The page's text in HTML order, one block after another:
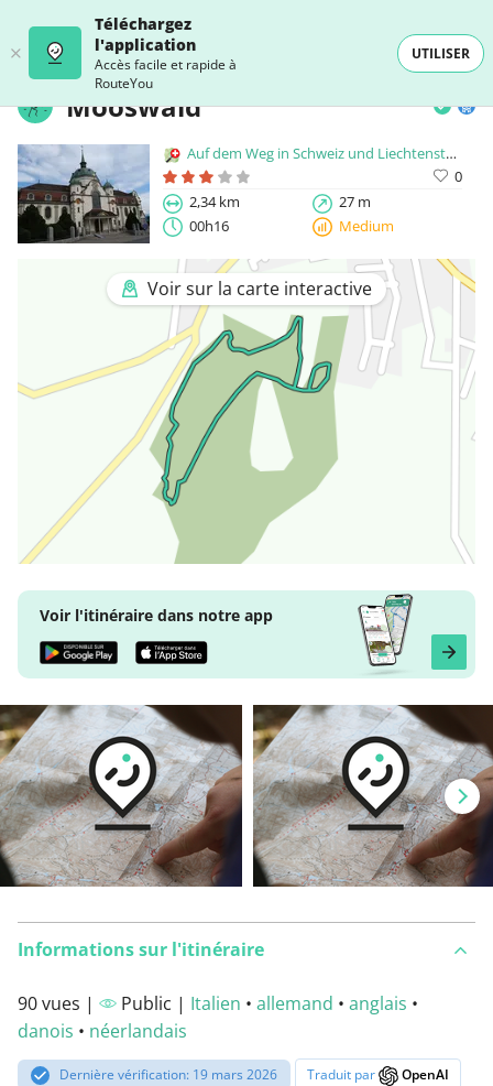
Téléchargez
l'application
Accès facile et rapide à
RouteYou
UTILISER
Mooswald
Auf dem Weg in Schweiz und Liechtenstein
0
2,34 km
27 m
00h16
Medium
Voir sur la carte interactive
Voir l'itinéraire dans notre app
Informations sur l'itinéraire
90 vues | Public | Italien • allemand • anglais •
danois • néerlandais
Dernière vérification: 19 mars 2026 Traduit par OpenAI